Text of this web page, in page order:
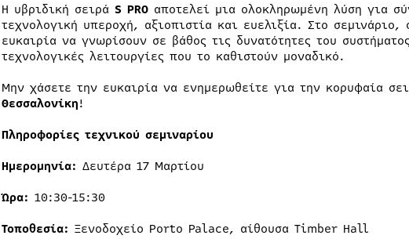
Η υβριδική σειρά S PROαποτελεί μια ολοκληρωμένη λύση για
τεχνολογική υπεροχή, αξιοπιστία και ευελιξία. Στο
ευκαιρία να γνωρίσουν σε βάθος τις δυνατότητες του
τεχνολογικές λειτουργίες που το καθιστούν μοναδικό.
Μην χάσετε την ευκαιρία να ενημερωθείτε για την κορυφαία
Θεσσαλονίκη!
Πληροφορίες τεχνικού σεμιναρίου
Ημερομηνία: Δευτέρα 17 Μαρτίου
Ώρα: 10:30-15:30
Τοποθεσία: Ξενοδοχείο Porto Palace, αίθουσα Timber Hall